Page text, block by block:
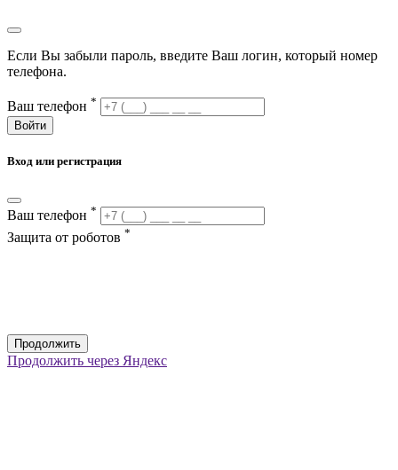
Если Вы забыли пароль, введите Ваш логин, который номер
телефона.
Ваш телефон *
Войти
Вход или регистрация
Ваш телефон *
Защита от роботов *
Продолжить
Продолжить через Яндекс